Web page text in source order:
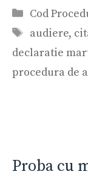
Categorii
Cod
Etichete
audiere,
declaratie
procedura de
Proba cu